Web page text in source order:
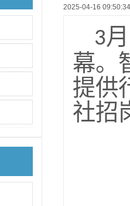
2025-04-16 09:50:34
3月
幕。
提供
社招